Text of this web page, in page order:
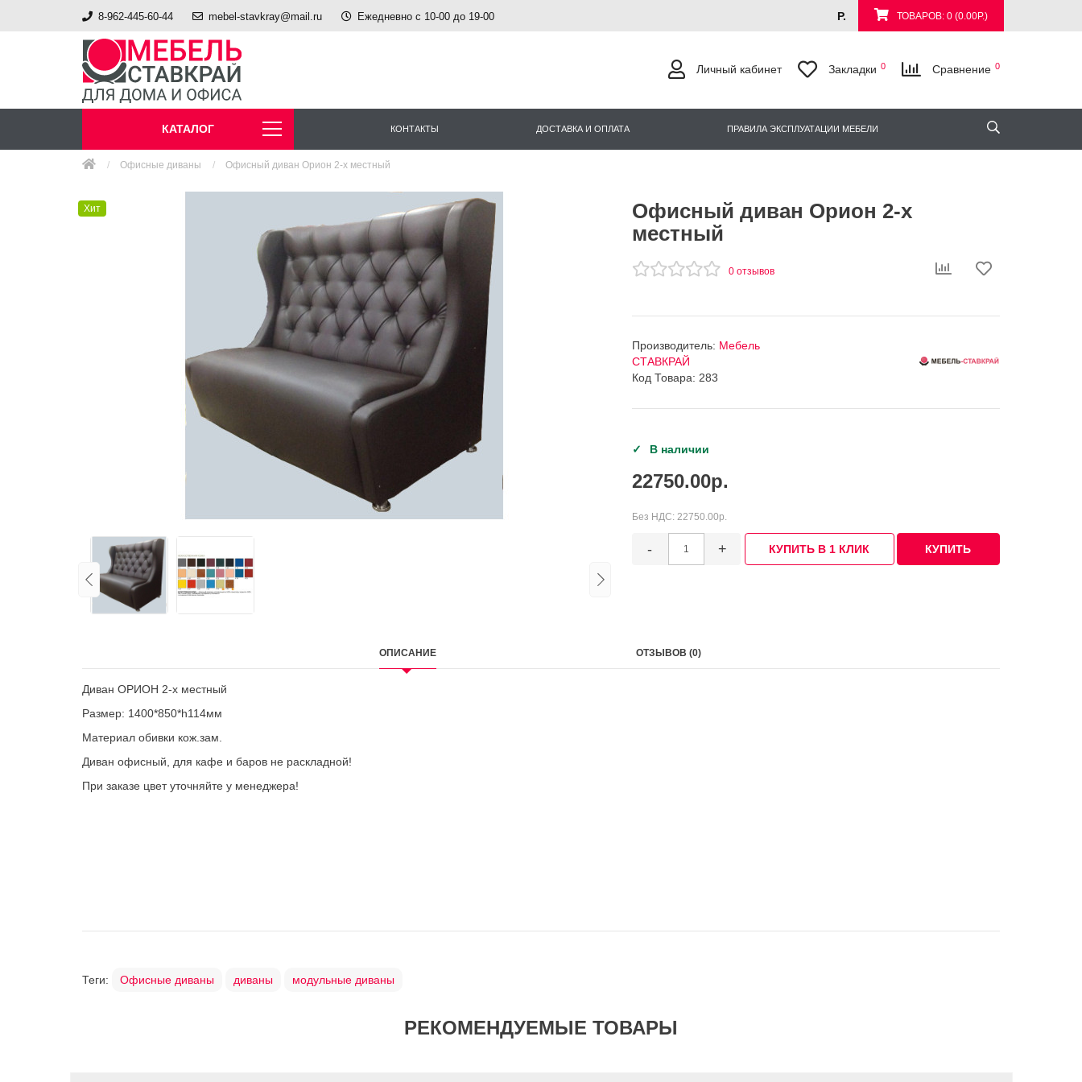
8-962-445-60-44 mebel-stavkray@mail.ru Ежедневно с 10-00 до 19-00 ТОВАРОВ: 0 (0.00Р.)
Р.
Личный кабинет Закладки 0 Сравнение 0
КАТАЛОГ КОНТАКТЫ ДОСТАВКА И ОПЛАТА ПРАВИЛА ЭКСПЛУАТАЦИИ МЕБЕЛИ
Офисные диваны Офисный диван Орион 2-х местный
Хит
Офисный диван Орион 2-х
местный
0 отзывов
Производитель: Мебель
СТАВКРАЙ
Код Товара: 283
В наличии
22750.00р.
Без НДС: 22750.00р.
- + КУПИТЬ В 1 КЛИК КУПИТЬ
ОПИСАНИЕ ОТЗЫВОВ (0)
Диван ОРИОН 2-х местный
Размер: 1400*850*h114мм
Материал обивки кож.зам.
Диван офисный, для кафе и баров не раскладной!
При заказе цвет уточняйте у менеджера!
Теги: Офисные диваны диваны модульные диваны
РЕКОМЕНДУЕМЫЕ ТОВАРЫ